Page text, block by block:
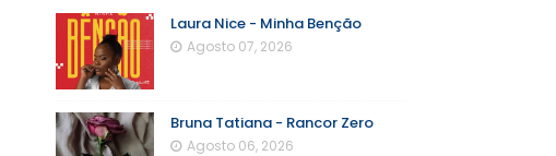
Laura Nice - Minha Benção
Agosto 07, 2026
Bruna Tatiana - Rancor Zero
Agosto 06, 2026